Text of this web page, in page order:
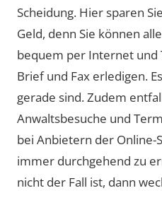
Scheidung. Hier sparen
Geld, denn Sie können
bequem per Internet und
Brief und Fax erledigen.
gerade sind. Zudem
Anwaltsbesuche und
bei Anbietern der Online-
immer durchgehend zu
nicht der Fall ist, dann